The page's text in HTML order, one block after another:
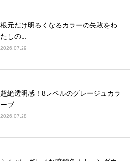
根元だけ明るくなるカラーの失敗をわ
たしの...
2026.07.29
超絶透明感！8レベルのグレージュカラ
ーブ...
2026.07.28